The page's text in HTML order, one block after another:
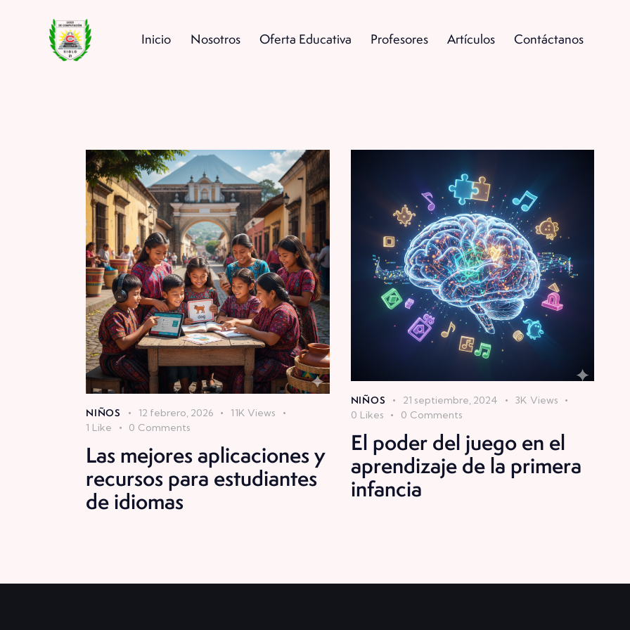
Inicio Nosotros Oferta Educativa Profesores Artículos Contáctanos
NIÑOS 12 febrero, 2026 11K Views
1 Like 0 Comments
Las mejores aplicaciones y
recursos para estudiantes
de idiomas
NIÑOS 21 septiembre, 2024 3K Views
0 Likes 0 Comments
El poder del juego en el
aprendizaje de la primera
infancia